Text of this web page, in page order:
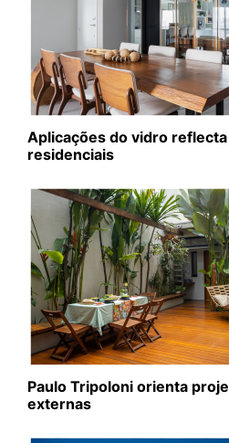
Aplicações do vidro
residenciais
Paulo Tripoloni orienta
externas